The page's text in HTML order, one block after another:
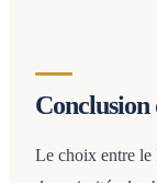
Le choix entre le